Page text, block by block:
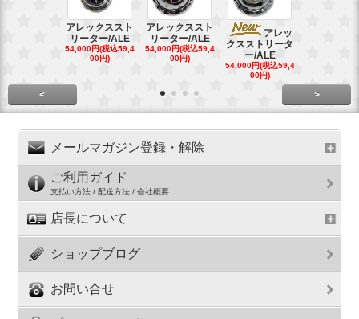
アレックススト
リーター/ALE
54,000円(税込59,4
00円)
アレックススト
リーター/ALE
54,000円(税込59,4
00円)
アレッ
クスストリータ
ー/ALE
54,000円(税込59,4
00円)
< >
メールマガジン登録・解除
ご利用ガイド
支払い方法 / 配送方法 / 会社概要
店長について
ショップブログ
お問い合せ